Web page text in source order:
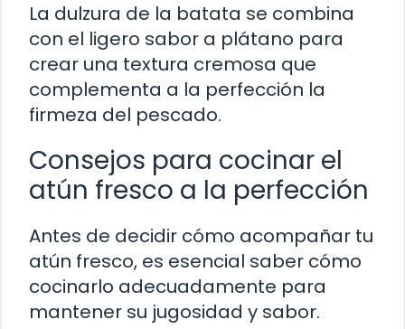
La dulzura de la batata se combina
con el ligero sabor a plátano para
crear una textura cremosa que
complementa a la perfección la
firmeza del pescado.
Consejos para cocinar el
atún fresco a la perfección
Antes de decidir cómo acompañar tu
atún fresco, es esencial saber cómo
cocinarlo adecuadamente para
mantener su jugosidad y sabor.